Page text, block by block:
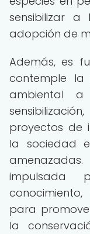
sensibilizar
adopción de
Además, es
contemple
ambiental
proyectos de
la sociedad
para
la